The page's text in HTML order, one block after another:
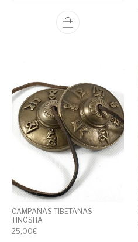
CAMPANAS TIBETANAS
TINGSHA
25,00€